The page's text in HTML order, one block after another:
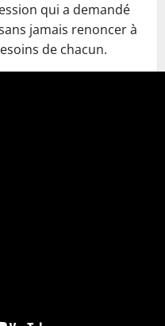
qui a demandé
jamais renoncer à
de chacun.